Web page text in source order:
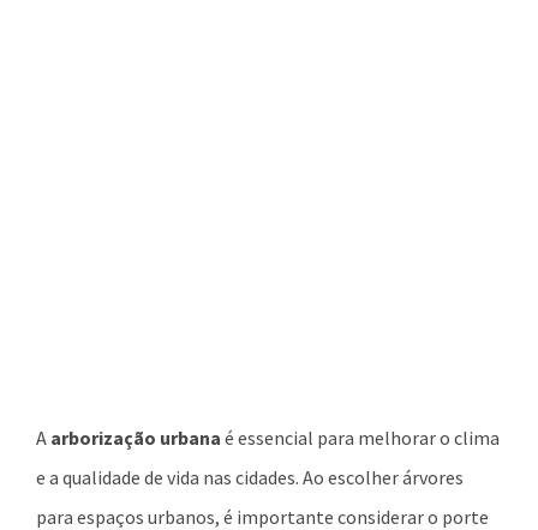
A arborização urbana é essencial para melhorar o clima
e a qualidade de vida nas cidades. Ao escolher árvores
para espaços urbanos, é importante considerar o porte